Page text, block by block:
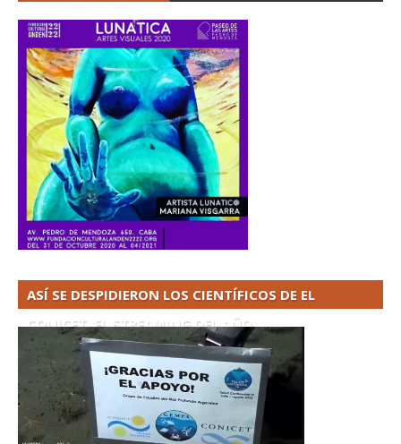
ASÍ SE DESPIDIERON LOS CIENTÍFICOS DE EL
CONICET. EL STREAMING DEL AÑO